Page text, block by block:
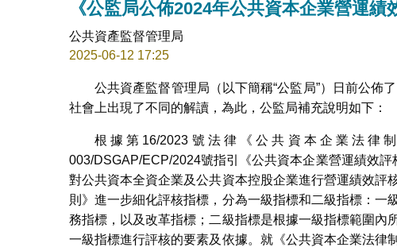
《公監局公佈2024年公共資本企業營運績
公共資產監督管理局
2025-06-12 17:25
公共資產監督管理局（以下簡稱“公監局”）日前公佈
社會上出現了不同的解讀，為此，公監局補充說明如下：
根據第16/2023號法律《公共資本企業法律
003/DSGAP/ECP/2024號指引《公共資本企業營運績效
對公共資本全資企業及公共資本控股企業進行營運績效評
則》進一步細化評核指標，分為一級指標和二級指標：
務指標，以及改革指標；二級指標是根據一級指標範圍內
一級指標進行評核的要素及依據。就《公共資本企業法律